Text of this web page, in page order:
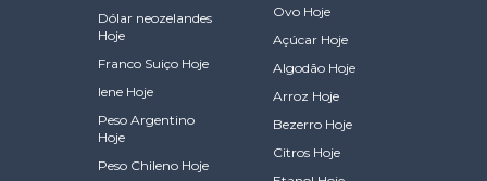
Dólar neozelandes
Hoje
Franco Suiço Hoje
Iene Hoje
Peso Argentino
Hoje
Peso Chileno Hoje
Ovo Hoje
Açúcar Hoje
Algodão Hoje
Arroz Hoje
Bezerro Hoje
Citros Hoje